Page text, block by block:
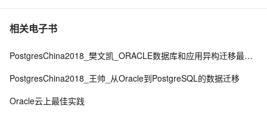
10
相关电子书
PostgresChina2018_樊文凯_ORACLE数据库和应用异构迁移最佳实践
PostgresChina2018_王帅_从Oracle到PostgreSQL的数据迁移
Oracle云上最佳实践